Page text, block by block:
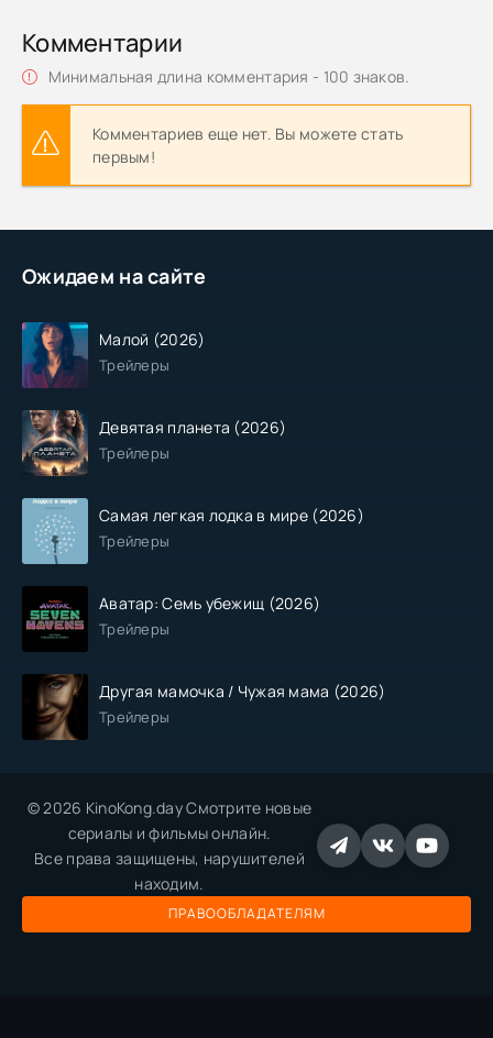
Ожидаем на сайте
Малой (2026)
Трейлеры
Девятая планета (2026)
Трейлеры
Самая легкая лодка в мире (2026)
Трейлеры
Аватар: Семь убежищ (2026)
Трейлеры
Другая мамочка / Чужая мама (2026)
Трейлеры
Комментарии
Минимальная длина комментария - 100 знаков.
Комментариев еще нет. Вы можете стать
первым!
© 2026 KinoKong.day Смотрите новые
сериалы и фильмы онлайн.
Все права защищены, нарушителей
находим.
ПРАВООБЛАДАТЕЛЯМ